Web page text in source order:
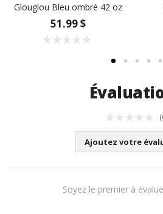
Glouglou Bleu ombré 42 oz
51.99 $
Ajoutez votre
Soyez le premier à